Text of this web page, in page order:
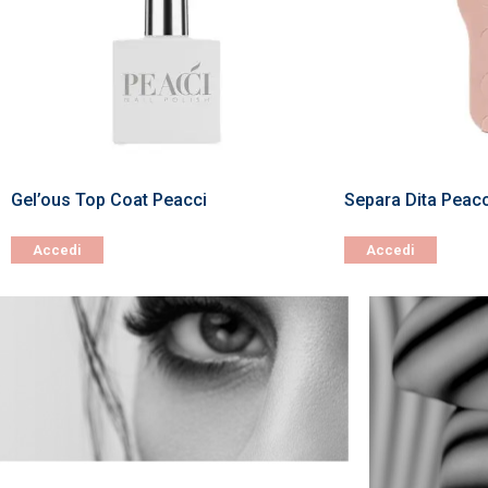
Gel’ous Top Coat Peacci
Accedi
Separa Dita
Accedi